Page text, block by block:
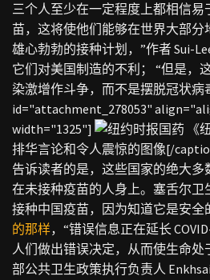
三个人至少在一定程度上都相信
苗，这将使他们能够在世界大部分
雄心勃勃的接种计划，”作者 Sui-
它们对美国制造的不利； “但是，
染激增作斗争，而不是摆脱冠状病
id="attachment_278053"
width="1325"]
《
排华言论和令人震惊的图像[/
告诉读者的是，这些国家的绝大
在未接种疫苗的人身上。塞舌尔卫
接种中国疫苗，因为知道它是安全
的那样，“错误信息正在延长
人们做出错误决定，从而使生命处
部公共卫生政策执行负责人